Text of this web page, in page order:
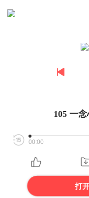
105 一
00:00
打